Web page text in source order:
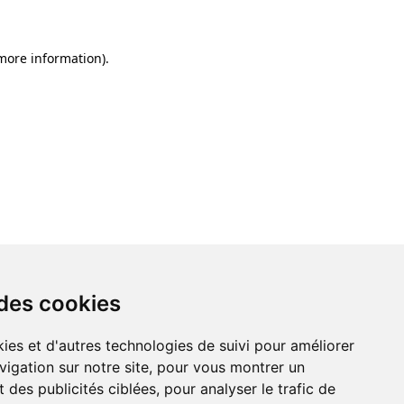
cookies
et d'autres technologies de suivi pour améliorer
sur notre site, pour vous montrer un
des publicités ciblées, pour analyser le trafic de
information).